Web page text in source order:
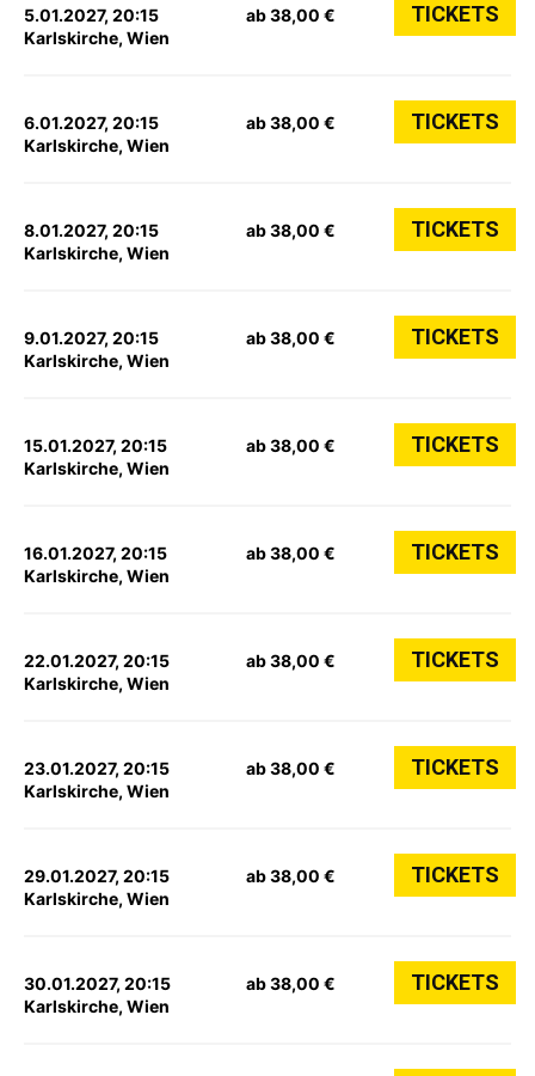
5.01.2027, 20:15
Karlskirche, Wien
ab 38,00 € TICKETS
6.01.2027, 20:15
Karlskirche, Wien
ab 38,00 € TICKETS
8.01.2027, 20:15
Karlskirche, Wien
ab 38,00 € TICKETS
9.01.2027, 20:15
Karlskirche, Wien
ab 38,00 € TICKETS
15.01.2027, 20:15
Karlskirche, Wien
ab 38,00 € TICKETS
16.01.2027, 20:15
Karlskirche, Wien
ab 38,00 € TICKETS
22.01.2027, 20:15
Karlskirche, Wien
ab 38,00 € TICKETS
23.01.2027, 20:15
Karlskirche, Wien
ab 38,00 € TICKETS
29.01.2027, 20:15
Karlskirche, Wien
ab 38,00 € TICKETS
30.01.2027, 20:15
Karlskirche, Wien
ab 38,00 € TICKETS